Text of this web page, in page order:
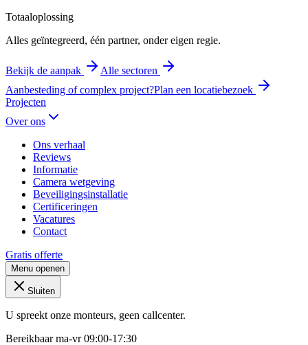
Totaaloplossing
Alles geïntegreerd, één partner, onder eigen regie.
Bekijk de aanpak
Alle sectoren
Aanbesteding of complex project?Plan een locatiebezoek
Projecten
Over ons
Ons verhaal
Reviews
Informatie
Camera wetgeving
Beveiligingsinstallatie
Certificeringen
Vacatures
Contact
Gratis offerte
Menu openen
Sluiten
U spreekt onze monteurs, geen callcenter.
Bereikbaar ma-vr 09:00-17:30